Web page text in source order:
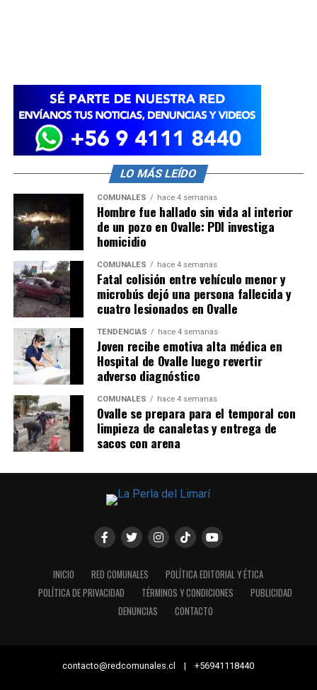
LO MÁS LEÍDO
COMUNALES hace 4 semanas
Hombre fue hallado sin vida al interior
de un pozo en Ovalle: PDI investiga
homicidio
COMUNALES hace 4 semanas
Fatal colisión entre vehículo menor y
microbús dejó una persona fallecida y
cuatro lesionados en Ovalle
TENDENCIAS hace 4 semanas
Joven recibe emotiva alta médica en
Hospital de Ovalle luego revertir
adverso diagnóstico
COMUNALES hace 4 semanas
Ovalle se prepara para el temporal con
limpieza de canaletas y entrega de
sacos con arena
INICIO RED COMUNALES
POLÍTICA EDITORIAL Y ÉTICA
POLÍTICA DE PRIVACIDAD
TÉRMINOS Y CONDICIONES
PUBLICIDAD
DENUNCIAS
CONTACTO
contacto@redcomunales.cl | +56941118440